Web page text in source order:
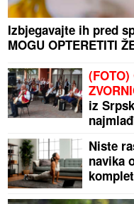
Izbjegavajte ih pred
MOGU OPTERETITI
(FOTO)
iz
Niste
navika